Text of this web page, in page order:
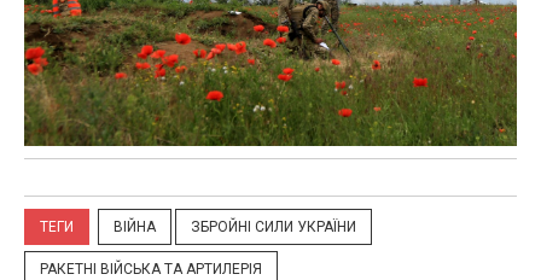
ТЕГИ ВІЙНА ЗБРОЙНІ СИЛИ УКРАЇНИ
РАКЕТНІ ВІЙСЬКА ТА АРТИЛЕРІЯ